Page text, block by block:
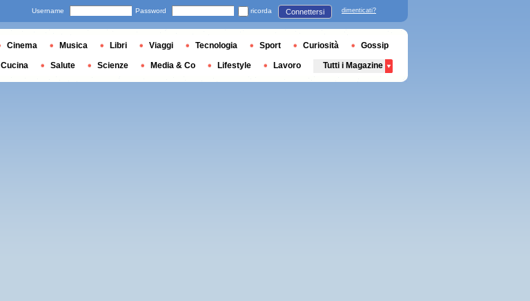
Username Password ricorda Connettersi dimenticati?
Cinema Musica Libri Viaggi Tecnologia Sport Curiosità Gossip
Cucina Salute Scienze Media & Co Lifestyle Lavoro Tutti i Magazine